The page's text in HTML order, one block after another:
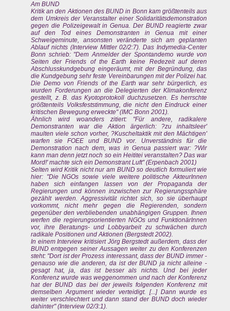
Am BUND
Kritik an den Aktionen des BUND in Bonn kam größtenteils aus
dem Umkreis der Veranstalter einer Solidaritätsdemonstration
gegen die Polizeigewalt in Genua. Der BUND reagierte zwar
auf den Tod eines Demonstranten in Genua mit einer
Schweigeminute, ansonsten veränderte sich am geplanten
Ablauf nichts (Interview Mittler 02/2:7). Das Indymedia-Center
Bonn schrieb: "Dem Anmelder der Spontandemo wurde von
Seiten der Friends of the Earth keine Redezeit auf deren
Abschlusskundgebung eingeräumt, mit der Begründung, das
die Kundgebung sehr feste Vereinbarungen mit der Polizei hat.
Die Demo von Friends of the Earth war sehr bürgerlich, es
wurden Forderungen an die Delegierten der Klimakonferenz
gestellt, z. B. das Kyotoprotokoll duchzusetzen. Es herrschte
größtenteils Volksfeststimmung, die nicht den Eindruck einer
kritischen Bewegung erweckte" (IMC Bonn 2001).
Ähnlich wird woanders zitiert: "Für andere, radikalere
Demonstranten war die Aktion ärgerlich: ?zu inhaltsleer'
maulten viele schon vorher, ?Kuscheltaktik mit den Mächtigen'
warfen sie FOEE und BUND vor. Unverständnis für die
Demonstration nach dem, was in Genua passiert war: ?Wir
kann man denn jetzt noch so ein Heititei veranstalten? Das war
Mord!' machte sich ein Demonstrant Luft" (Erpenbach 2001)
Selten wird Kritik nicht nur am BUND so deutlich formuliert wie
hier: "Die NGOs sowie viele weitere politische AkteurInnen
haben sich einfangen lassen von der Propaganda der
Regierungen und können inzwischen zur Regierungssphäre
gezählt werden. Aggressivität richtet sich, so sie überhaupt
vorkommt, nicht mehr gegen die Regierenden, sondern
gegenüber den verbliebenden unabhängigen Gruppen. Ihnen
werfen die regierungsorientierten NGOs und FunktionärInnen
vor, ihre Beratungs- und Lobbyarbeit zu schwächen durch
radikale Positionen und Aktionen (Bergstedt 2002).
In einem Interview kritisiert Jörg Bergstedt außerdem, dass der
BUND entgegen seiner Aussagen weiter zu den Konferenzen
steht: "Dort ist der Prozess interessant, dass der BUND immer -
genauso wie die anderen, da ist der BUND ja nicht alleine -
gesagt hat, ja, das ist besser als nichts. Und bei jeder
Konferenz wurde was weggenommen und nach der Konferenz
hat der BUND das bei der jeweils folgenden Konferenz mit
demselben Argument wieder verteidigt. [...] Dann wurde es
weiter verschlechtert und dann stand der BUND doch wieder
dahinter" (Interview 02/3:1).